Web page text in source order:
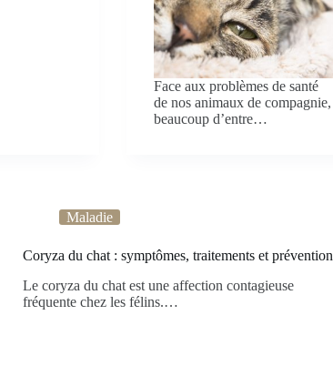
Face aux problèmes de santé
de nos animaux de compagnie,
beaucoup d’entre…
Maladie
Coryza du chat : symptômes, traitements et prévention
Le coryza du chat est une affection contagieuse
fréquente chez les félins.…